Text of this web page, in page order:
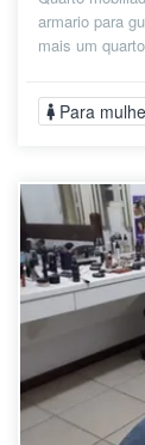
armario para
mais um
Para